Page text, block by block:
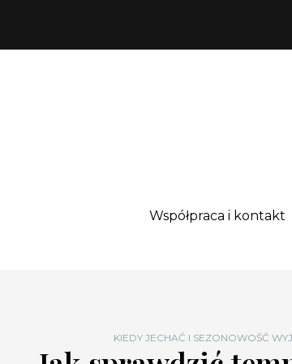
Współpraca i kontakt
KIEDY JECHAĆ I SEZONOWOŚĆ